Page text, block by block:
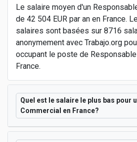
Le salaire moyen d'un
de 42 504 EUR par an en France.
salaires sont basées sur 8716
anonymement avec Trabajo.org
occupant le poste de
France.
Quel est le salaire le plus bas pour
Commercial en France?